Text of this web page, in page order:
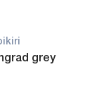
grey